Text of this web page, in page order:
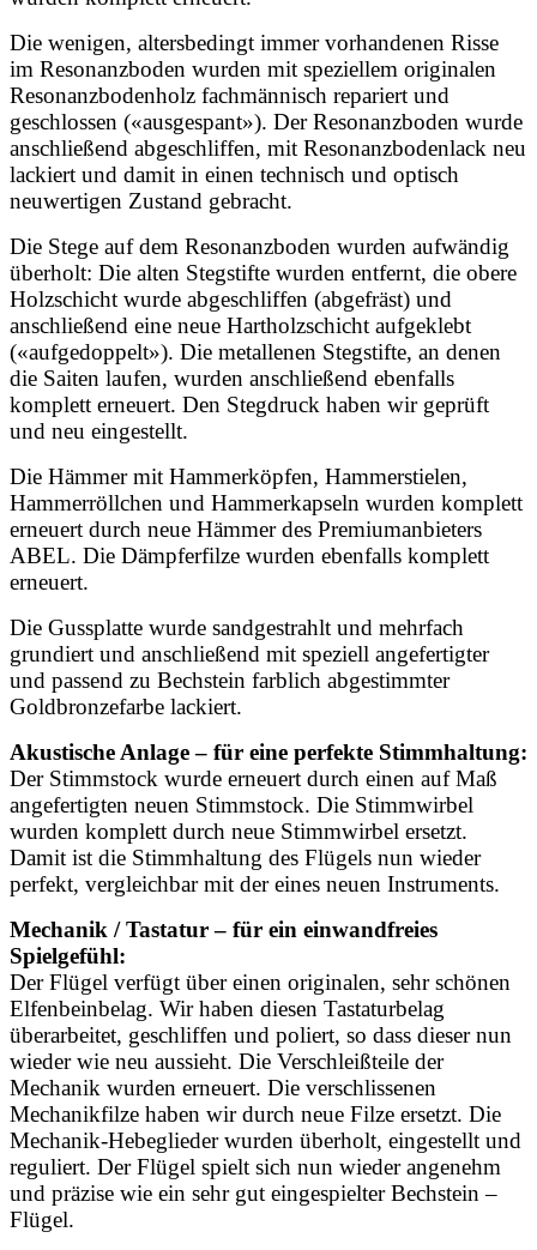
Die wenigen, altersbedingt immer vorhandenen Risse
im Resonanzboden wurden mit speziellem originalen
Resonanzbodenholz fachmännisch repariert und
geschlossen («ausgespant»). Der Resonanzboden wurde
anschließend abgeschliffen, mit Resonanzbodenlack neu
lackiert und damit in einen technisch und optisch
neuwertigen Zustand gebracht.
Die Stege auf dem Resonanzboden wurden aufwändig
überholt: Die alten Stegstifte wurden entfernt, die obere
Holzschicht wurde abgeschliffen (abgefräst) und
anschließend eine neue Hartholzschicht aufgeklebt
(«aufgedoppelt»). Die metallenen Stegstifte, an denen
die Saiten laufen, wurden anschließend ebenfalls
komplett erneuert. Den Stegdruck haben wir geprüft
und neu eingestellt.
Die Hämmer mit Hammerköpfen, Hammerstielen,
Hammerröllchen und Hammerkapseln wurden komplett
erneuert durch neue Hämmer des Premiumanbieters
ABEL. Die Dämpferfilze wurden ebenfalls komplett
erneuert.
Die Gussplatte wurde sandgestrahlt und mehrfach
grundiert und anschließend mit speziell angefertigter
und passend zu Bechstein farblich abgestimmter
Goldbronzefarbe lackiert.
Akustische Anlage – für eine perfekte Stimmhaltung:
Der Stimmstock wurde erneuert durch einen auf Maß
angefertigten neuen Stimmstock. Die Stimmwirbel
wurden komplett durch neue Stimmwirbel ersetzt.
Damit ist die Stimmhaltung des Flügels nun wieder
perfekt, vergleichbar mit der eines neuen Instruments.
Mechanik / Tastatur – für ein einwandfreies
Spielgefühl:
Der Flügel verfügt über einen originalen, sehr schönen
Elfenbeinbelag. Wir haben diesen Tastaturbelag
überarbeitet, geschliffen und poliert, so dass dieser nun
wieder wie neu aussieht. Die Verschleißteile der
Mechanik wurden erneuert. Die verschlissenen
Mechanikfilze haben wir durch neue Filze ersetzt. Die
Mechanik-Hebeglieder wurden überholt, eingestellt und
reguliert. Der Flügel spielt sich nun wieder angenehm
und präzise wie ein sehr gut eingespielter Bechstein –
Flügel.